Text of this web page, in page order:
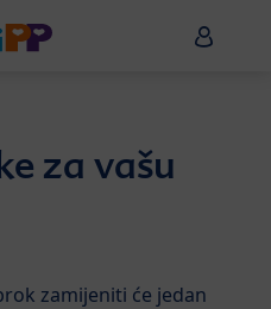
HiPP
za vašu
zamijeniti će jedan